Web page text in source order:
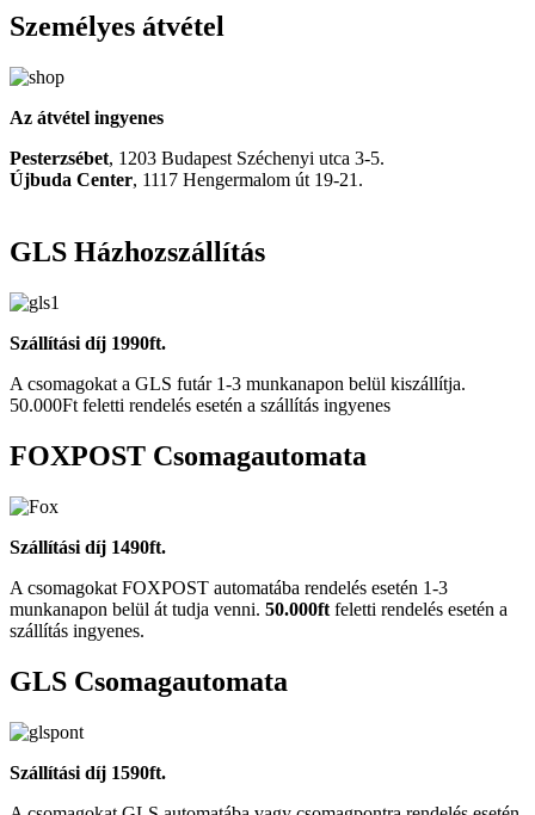
Személyes átvétel
Az átvétel ingyenes
Pesterzsébet, 1203 Budapest Széchenyi utca 3-5.
Újbuda Center, 1117 Hengermalom út 19-21.
GLS Házhozszállítás
Szállítási díj 1990ft.
A csomagokat a GLS futár 1-3 munkanapon belül kiszállítja.
50.000Ft feletti rendelés esetén a szállítás ingyenes
FOXPOST Csomagautomata
Szállítási díj 1490ft.
A csomagokat FOXPOST automatába rendelés esetén 1-3
munkanapon belül át tudja venni. 50.000ft feletti rendelés esetén a
szállítás ingyenes.
GLS Csomagautomata
Szállítási díj 1590ft.